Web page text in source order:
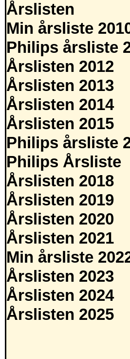
Årslisten
Min årsliste
Philips årsliste
Årslisten 2012
Årslisten 2013
Årslisten 2014
Årslisten 2015
Philips årsliste
Philips Årsliste
Årslisten 2018
Årslisten 2019
Årslisten 2020
Årslisten 2021
Min årsliste
Årslisten 2023
Årslisten 2024
Årslisten 2025